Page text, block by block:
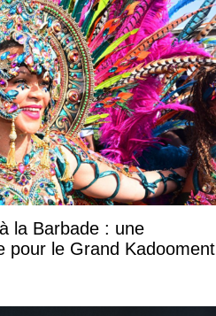
la Barbade : une
pour le Grand Kadooment